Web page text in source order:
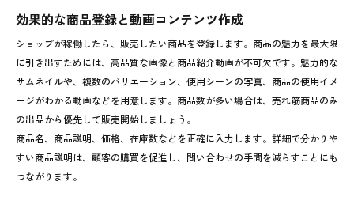
効果的な商品登録と動画コンテンツ作成
ショップが稼働したら、販売したい商品を登録します。商品の魅力を最大限
に引き出すためには、高品質な画像と商品紹介動画が不可欠です。魅力的な
サムネイルや、複数のバリエーション、使用シーンの写真、商品の使用イメ
ージがわかる動画などを用意します。商品数が多い場合は、売れ筋商品のみ
の出品から優先して販売開始しましょう。
商品名、商品説明、価格、在庫数などを正確に入力します。詳細で分かりや
すい商品説明は、顧客の購買を促進し、問い合わせの手間を減らすことにも
つながります。